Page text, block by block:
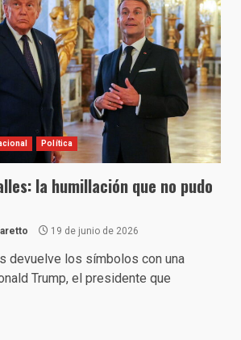
Política
la humillación que no pudo
19 de junio de 2026
devuelve los símbolos con una
Trump, el presidente que